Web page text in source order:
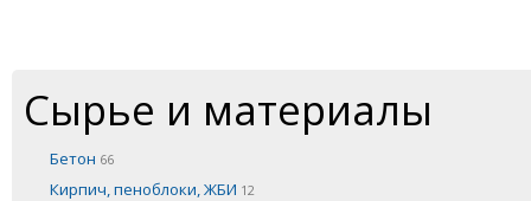
Сырье и материалы
Бетон 66
Кирпич, пеноблоки, ЖБИ 12